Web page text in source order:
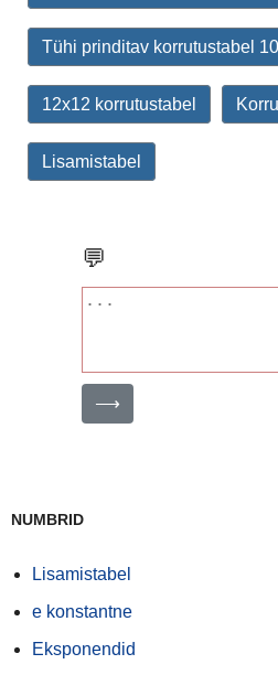
Tühi prinditav korrutustabel
12x12 korrutustabel
Lisamistabel
💬
⟶
NUMBRID
Lisamistabel
e konstantne
Eksponendid